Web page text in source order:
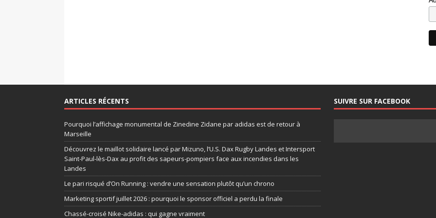
ARTICLES RÉCENTS
Pourquoi l’affichage monumental de Zinedine Zidane par adidas est de retour à
Marseille
Découvrez le maillot solidaire lancé par Mizuno, l’U.S. Dax Rugby Landes et Intersport
Saint-Paul-lès-Dax au profit des sapeurs-pompiers face aux incendies dans les
Landes
Le pari risqué d’On Running : vendre une sensation plutôt qu’un chrono
Marketing sportif juillet 2026 : pourquoi le sponsor officiel a perdu la finale
Chassé-croisé Nike-adidas : qui gagne vraiment
SUIVRE SUR FACEBOOK